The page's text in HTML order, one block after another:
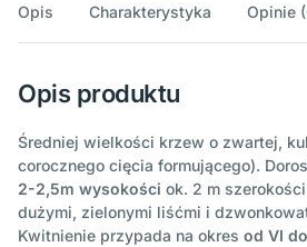
Opis Charakterystyka Opinie
Opis produktu
Średniej wielkości krzew o zwartej,
corocznego cięcia formującego).
2-2,5m wysokości ok. 2 m
dużymi, zielonymi liśćmi i
Kwitnienie przypada na okres od VI